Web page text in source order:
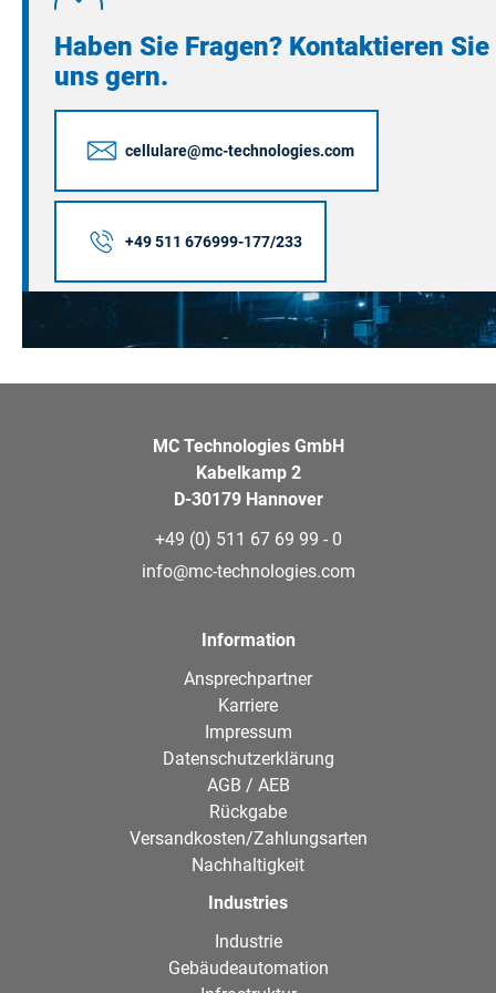
Haben Sie Fragen? Kontaktieren Sie
uns gern.
cellulare@mc-technologies.com
+49 511 676999-177/233
MC Technologies GmbH
Kabelkamp 2
D-30179 Hannover
+49 (0) 511 67 69 99 - 0
info@mc-technologies.com
Information
Ansprechpartner
Karriere
Impressum
Datenschutzerklärung
AGB / AEB
Rückgabe
Versandkosten/Zahlungsarten
Nachhaltigkeit
Industries
Industrie
Gebäudeautomation